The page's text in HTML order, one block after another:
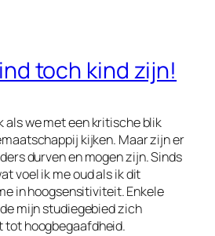
toch kind zijn!
als we met een kritische blik
kijken. Maar zijn er
durven en mogen zijn. Sinds
voel ik me oud als ik dit
in hoogsensitiviteit. Enkele
mijn studiegebied zich
tot hoogbegaafdheid.